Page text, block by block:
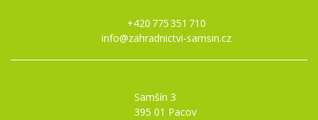
+420 775 351 710
info@zahradnictvi-samsin.cz
Samšín 3
395 01 Pacov